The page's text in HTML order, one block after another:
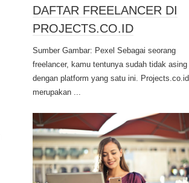
DAFTAR FREELANCER DI
PROJECTS.CO.ID
Sumber Gambar: Pexel Sebagai seorang
freelancer, kamu tentunya sudah tidak asing
dengan platform yang satu ini. Projects.co.id
merupakan ...